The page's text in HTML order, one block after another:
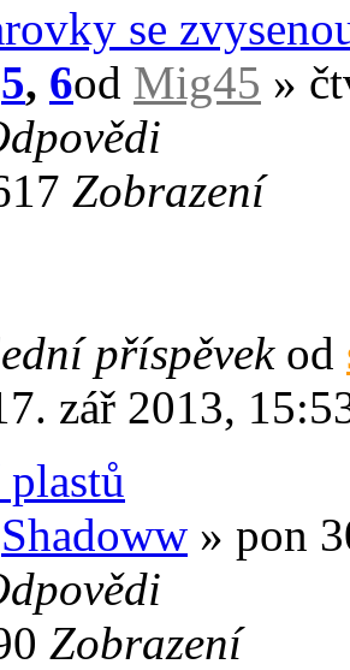
se
5, 6od Mig45 »
Zobrazení
příspěvek od
zář 2013,
Shadoww » pon
Zobrazení